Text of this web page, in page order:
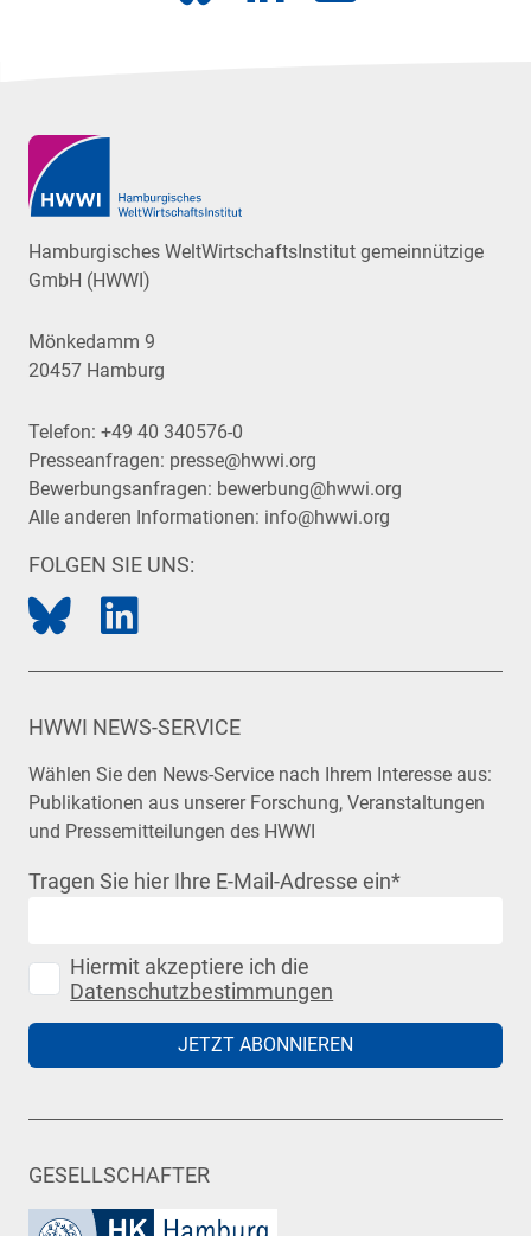
Hamburgisches WeltWirtschaftsInstitut gemeinnützige
GmbH (HWWI)
Mönkedamm 9
20457 Hamburg
Telefon: +49 40 340576-0
Presseanfragen: presse@hwwi.org
Bewerbungsanfragen: bewerbung@hwwi.org
Alle anderen Informationen: info@hwwi.org
FOLGEN SIE UNS:
HWWI NEWS-SERVICE
Wählen Sie den News-Service nach Ihrem Interesse aus:
Publikationen aus unserer Forschung, Veranstaltungen
und Pressemitteilungen des HWWI
Tragen Sie hier Ihre E-Mail-Adresse ein*
Hiermit akzeptiere ich die
Datenschutzbestimmungen
JETZT ABONNIEREN
GESELLSCHAFTER